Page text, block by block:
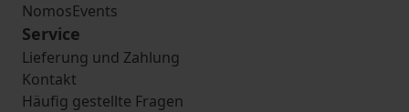
NomosEvents
Service
Lieferung und Zahlung
Kontakt
Häufig gestellte Fragen